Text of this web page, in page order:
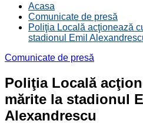
Acasa
Comunicate de presă
Poliţia Locală acţionează
stadionul Emil
Comunicate de presă
Poliţia Locală
mărite la stadionul
Alexandrescu